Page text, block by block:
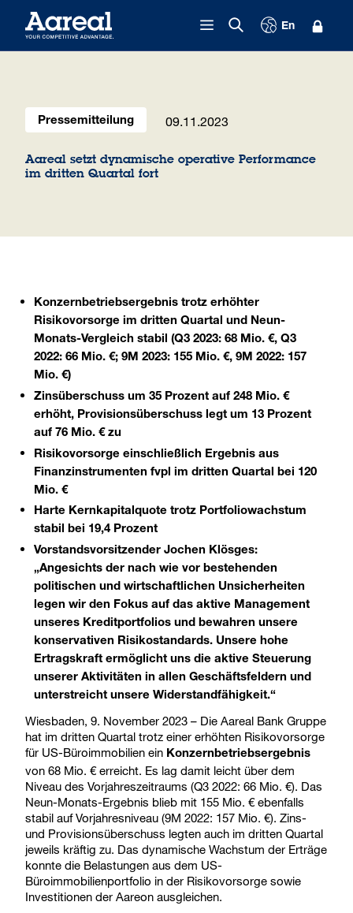
En
Pressemitteilung 09.11.2023
Aareal setzt dynamische operative Performance
im dritten Quartal fort
Konzernbetriebsergebnis trotz erhöhter
Risikovorsorge im dritten Quartal und Neun-
Monats-Vergleich stabil (Q3 2023: 68 Mio. €, Q3
2022: 66 Mio. €; 9M 2023: 155 Mio. €, 9M 2022: 157
Mio. €)
Zinsüberschuss um 35 Prozent auf 248 Mio. €
erhöht, Provisionsüberschuss legt um 13 Prozent
auf 76 Mio. € zu
Risikovorsorge einschließlich Ergebnis aus
Finanzinstrumenten fvpl im dritten Quartal bei 120
Mio. €
Harte Kernkapitalquote trotz Portfoliowachstum
stabil bei 19,4 Prozent
Vorstandsvorsitzender Jochen Klösges:
„Angesichts der nach wie vor bestehenden
politischen und wirtschaftlichen Unsicherheiten
legen wir den Fokus auf das aktive Management
unseres Kreditportfolios und bewahren unsere
konservativen Risikostandards. Unsere hohe
Ertragskraft ermöglicht uns die aktive Steuerung
unserer Aktivitäten in allen Geschäftsfeldern und
unterstreicht unsere Widerstandfähigkeit.“
Wiesbaden, 9. November 2023 – Die Aareal Bank Gruppe
hat im dritten Quartal trotz einer erhöhten Risikovorsorge
für US-Büroimmobilien ein Konzernbetriebsergebnis
von 68 Mio. € erreicht. Es lag damit leicht über dem
Niveau des Vorjahreszeitraums (Q3 2022: 66 Mio. €). Das
Neun-Monats-Ergebnis blieb mit 155 Mio. € ebenfalls
stabil auf Vorjahresniveau (9M 2022: 157 Mio. €). Zins-
und Provisionsüberschuss legten auch im dritten Quartal
jeweils kräftig zu. Das dynamische Wachstum der Erträge
konnte die Belastungen aus dem US-
Büroimmobilienportfolio in der Risikovorsorge sowie
Investitionen der Aareon ausgleichen.